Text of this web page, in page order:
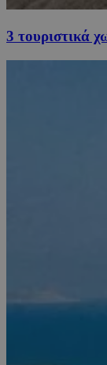
3 τουριστικά